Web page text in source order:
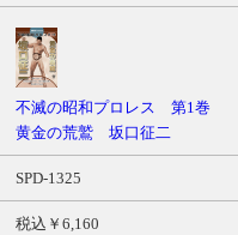
不滅の昭和プロレス 第1巻
黄金の荒鷲 坂口征二
SPD-1325
税込￥6,160